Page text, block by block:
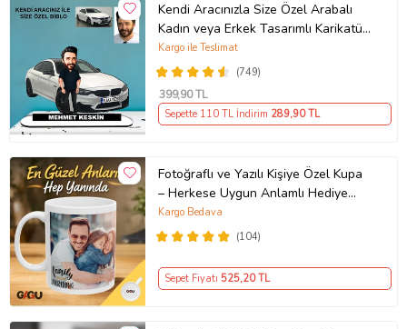
Kendi Aracınızla Size Özel Arabalı
Kadın veya Erkek Tasarımlı Karikatür
Biblo , Babalar Günü Hediyesi,
Erkeğe Hediye, Rent A Car Hediyesi
(749)
Kargo ile Teslimat
399,90 TL
Sepette 110 TL İndirim 289,90 TL
Fotoğraflı ve Yazılı Kişiye Özel Kupa
– Herkese Uygun Anlamlı Hediye
Porselen Baskılı Kupa (Beyaz)
(104)
Kargo Bedava
Sepet Fiyatı 525,20 TL